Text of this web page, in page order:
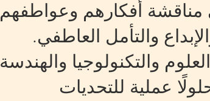
مناقشة أفكارهم وعواطفهم
والتأمل العاطفي.
والتكنولوجيا والهندسة
عملية للتحديات